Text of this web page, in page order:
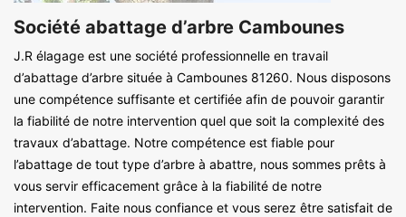
Société abattage d’arbre Cambounes
J.R élagage est une société professionnelle en travail
d’abattage d’arbre située à Cambounes 81260. Nous disposons
une compétence suffisante et certifiée afin de pouvoir garantir
la fiabilité de notre intervention quel que soit la complexité des
travaux d’abattage. Notre compétence est fiable pour
l’abattage de tout type d’arbre à abattre, nous sommes prêts à
vous servir efficacement grâce à la fiabilité de notre
intervention. Faite nous confiance et vous serez être satisfait de